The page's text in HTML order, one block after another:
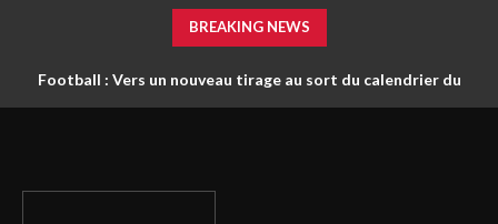
BREAKING NEWS
Football : Vers un nouveau tirage au sort du calendrier du